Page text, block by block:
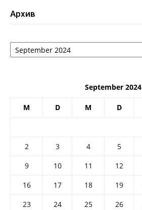
Архив
Архив
September 2024
M D M D
2
3 4 5
9
10 11 12
16
17 18 19
23
24 25 26